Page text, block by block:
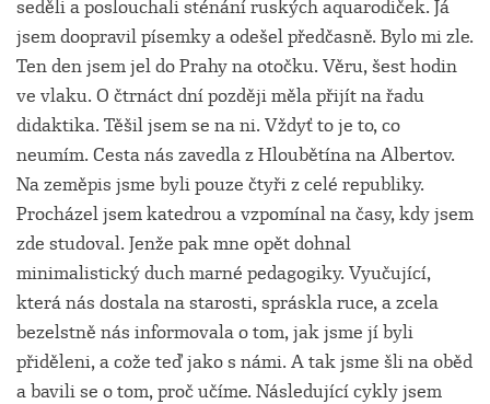
seděli a poslouchali sténání ruských aquarodiček. Já
jsem doopravil písemky a odešel předčasně. Bylo mi zle.
Ten den jsem jel do Prahy na otočku. Věru, šest hodin
ve vlaku. O čtrnáct dní později měla přijít na řadu
didaktika. Těšil jsem se na ni. Vždyť to je to, co
neumím. Cesta nás zavedla z Hloubětína na Albertov.
Na zeměpis jsme byli pouze čtyři z celé republiky.
Procházel jsem katedrou a vzpomínal na časy, kdy jsem
zde studoval. Jenže pak mne opět dohnal
minimalistický duch marné pedagogiky. Vyučující,
která nás dostala na starosti, spráskla ruce, a zcela
bezelstně nás informovala o tom, jak jsme jí byli
přiděleni, a cože teď jako s námi. A tak jsme šli na oběd
a bavili se o tom, proč učíme. Následující cykly jsem